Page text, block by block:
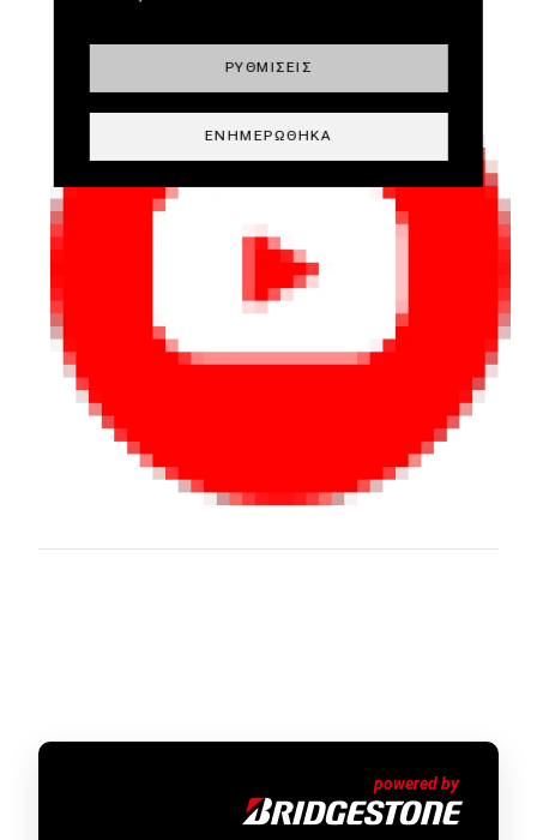
ΡΥΘΜΊΣΕΙΣ
ΕΝΗΜΕΡΏΘΗΚΑ